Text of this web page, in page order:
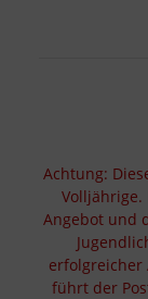
Achtung:
Volljährige.
Angebot und
erfolgreicher
führt der